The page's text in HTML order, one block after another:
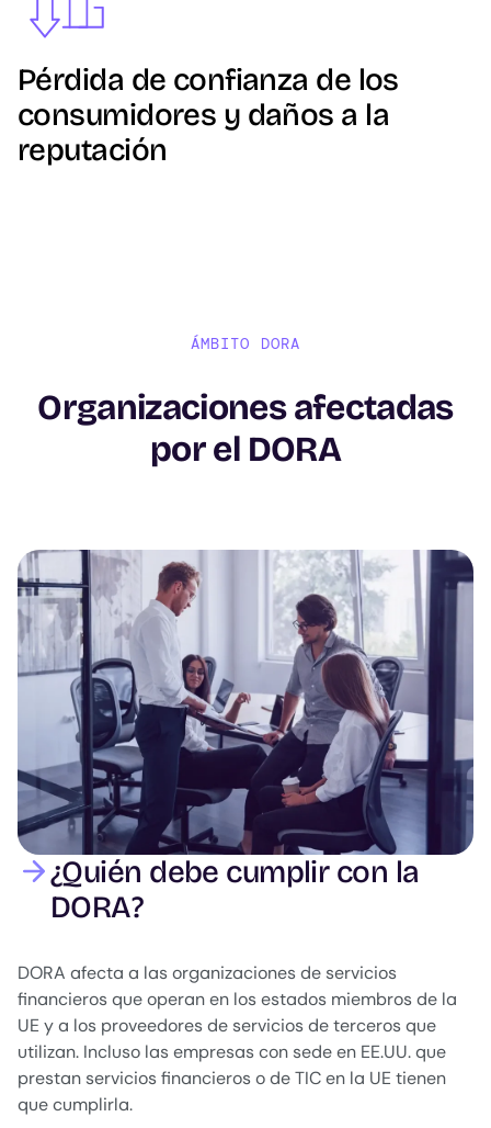
Pérdida de confianza de los
consumidores y daños a la
reputación
ÁMBITO DORA
Organizaciones afectadas
por el DORA
Image
¿Quién debe cumplir con la
DORA?
DORA afecta a las organizaciones de servicios
financieros que operan en los estados miembros de la
UE y a los proveedores de servicios de terceros que
utilizan. Incluso las empresas con sede en EE.UU. que
prestan servicios financieros o de TIC en la UE tienen
que cumplirla.